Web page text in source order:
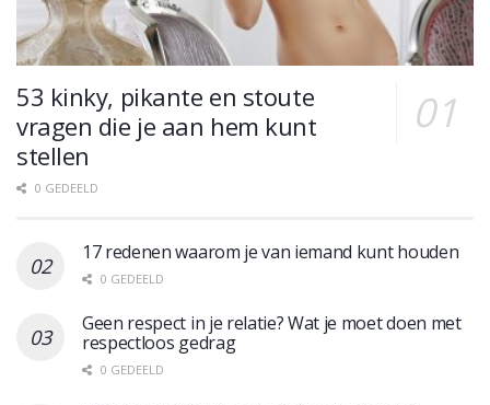
53 kinky, pikante en stoute
vragen die je aan hem kunt
stellen
0 GEDEELD
17 redenen waarom je van iemand kunt houden
0 GEDEELD
Geen respect in je relatie? Wat je moet doen met
respectloos gedrag
0 GEDEELD